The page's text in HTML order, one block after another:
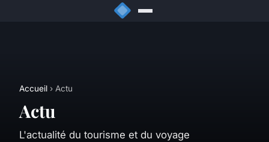
Accueil › Actu
Actu
L'actualité du tourisme et du voyage